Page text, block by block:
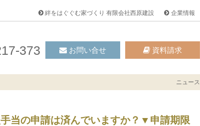
企業情報
絆をはぐぐむ家づくり 有限会社西原建設
373 お問い合せ 資料請求
ニュース
当の申請は済んでいますか？▼申請期限